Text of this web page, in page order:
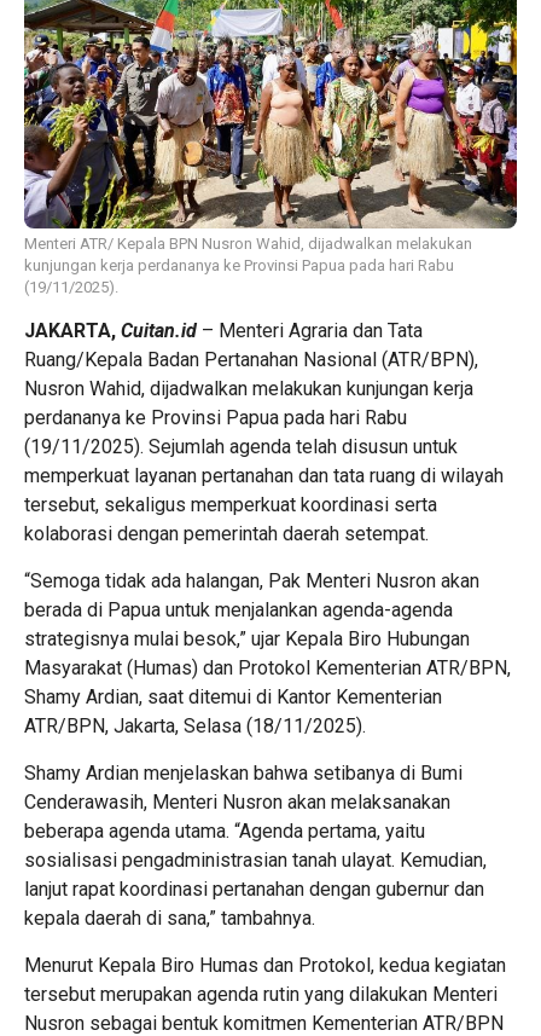
Menteri ATR/ Kepala BPN Nusron Wahid, dijadwalkan melakukan
kunjungan kerja perdananya ke Provinsi Papua pada hari Rabu
(19/11/2025).
JAKARTA, Cuitan.id – Menteri Agraria dan Tata
Ruang/Kepala Badan Pertanahan Nasional (ATR/BPN),
Nusron Wahid, dijadwalkan melakukan kunjungan kerja
perdananya ke Provinsi Papua pada hari Rabu
(19/11/2025). Sejumlah agenda telah disusun untuk
memperkuat layanan pertanahan dan tata ruang di wilayah
tersebut, sekaligus memperkuat koordinasi serta
kolaborasi dengan pemerintah daerah setempat.
“Semoga tidak ada halangan, Pak Menteri Nusron akan
berada di Papua untuk menjalankan agenda-agenda
strategisnya mulai besok,” ujar Kepala Biro Hubungan
Masyarakat (Humas) dan Protokol Kementerian ATR/BPN,
Shamy Ardian, saat ditemui di Kantor Kementerian
ATR/BPN, Jakarta, Selasa (18/11/2025).
Shamy Ardian menjelaskan bahwa setibanya di Bumi
Cenderawasih, Menteri Nusron akan melaksanakan
beberapa agenda utama. “Agenda pertama, yaitu
sosialisasi pengadministrasian tanah ulayat. Kemudian,
lanjut rapat koordinasi pertanahan dengan gubernur dan
kepala daerah di sana,” tambahnya.
Menurut Kepala Biro Humas dan Protokol, kedua kegiatan
tersebut merupakan agenda rutin yang dilakukan Menteri
Nusron sebagai bentuk komitmen Kementerian ATR/BPN